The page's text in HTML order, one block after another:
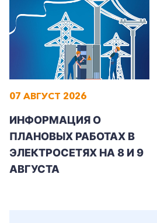
Заказать обратный звонок
07 АВГУСТ 2026
ИНФОРМАЦИЯ О
ПЛАНОВЫХ РАБОТАХ В
ЭЛЕКТРОСЕТЯХ НА 8 И 9
АВГУСТА